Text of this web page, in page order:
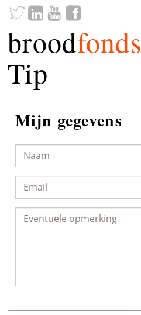
broodfonds
Tip
Mijn gegevens